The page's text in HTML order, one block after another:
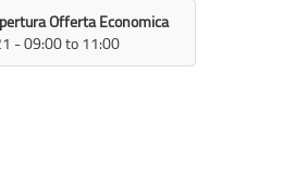
Offerta Economica
-09:00to 11:00